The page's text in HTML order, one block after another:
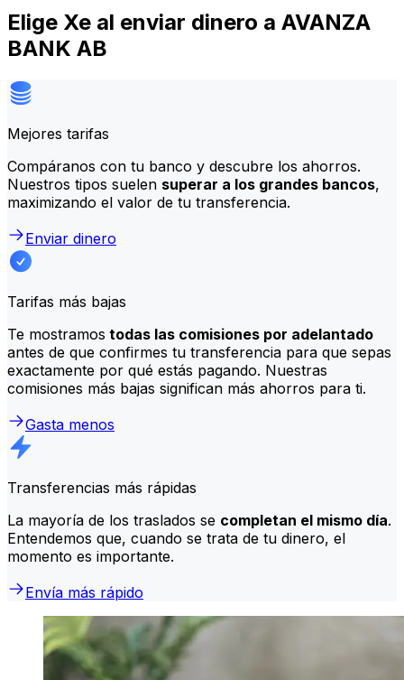
Elige Xe al enviar dinero a AVANZA
BANK AB
Mejores tarifas
Compáranos con tu banco y descubre los ahorros.
Nuestros tipos suelen superar a los grandes bancos,
maximizando el valor de tu transferencia.
Enviar dinero
Tarifas más bajas
Te mostramos todas las comisiones por adelantado
antes de que confirmes tu transferencia para que sepas
exactamente por qué estás pagando. Nuestras
comisiones más bajas significan más ahorros para ti.
Gasta menos
Transferencias más rápidas
La mayoría de los traslados se completan el mismo día.
Entendemos que, cuando se trata de tu dinero, el
momento es importante.
Envía más rápido